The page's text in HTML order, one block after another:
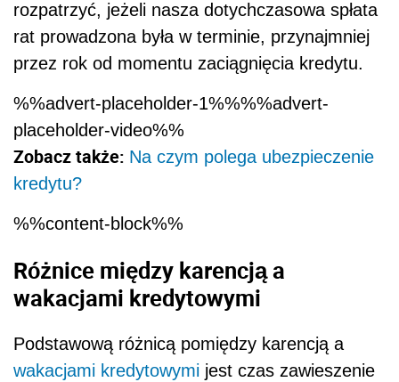
rozpatrzyć, jeżeli nasza dotychczasowa spłata
rat prowadzona była w terminie, przynajmniej
przez rok od momentu zaciągnięcia kredytu.
%%advert-placeholder-1%%%%advert-
placeholder-video%%
Zobacz także: Na czym polega ubezpieczenie
kredytu?
%%content-block%%
Różnice między karencją a
wakacjami kredytowymi
Podstawową różnicą pomiędzy karencją a
wakacjami kredytowymi jest czas zawieszenie